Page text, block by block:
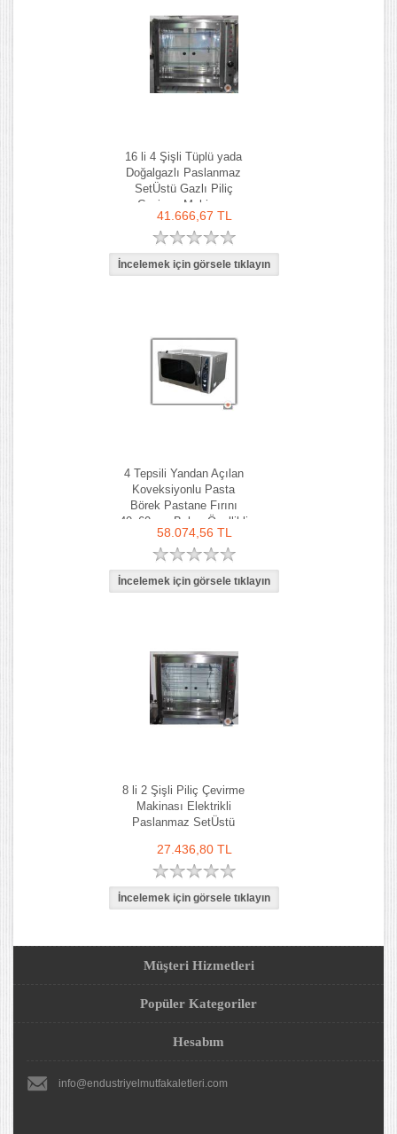
16 li 4 Şişli Tüplü yada
Doğalgazlı Paslanmaz
SetÜstü Gazlı Piliç
Çevirme Makinası
41.666,67 TL
4 Tepsili Yandan Açılan
Koveksiyonlu Pasta
Börek Pastane Fırını
40x60 cm Buhar Özellikli
58.074,56 TL
8 li 2 Şişli Piliç Çevirme
Makinası Elektrikli
Paslanmaz SetÜstü
27.436,80 TL
Müşteri Hizmetleri
Popüler Kategoriler
Hesabım
info@endustriyelmutfakaletleri.com